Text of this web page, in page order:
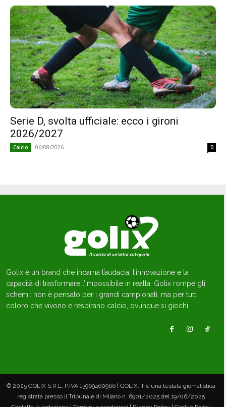
Serie D, svolta ufficiale: ecco i gironi
2026/2027
Calcio 06/08/2026 0
Golix è un brand che incarna l’audacia, l’innovazione e la
capacità di trasformare l’impossibile in realtà. Golix rompe gli
schemi: non è pensato per i grandi campionati, ma per tutti
coloro che vivono e respirano calcio, ovunque si giochi.
© 2025 GOLIX S.R.L. P.IVA 13969460966 | GOLIX.IT è una testata giornalistica
registrata presso il Tribunale di Milano n. 6901/2025 del 19/06/2025